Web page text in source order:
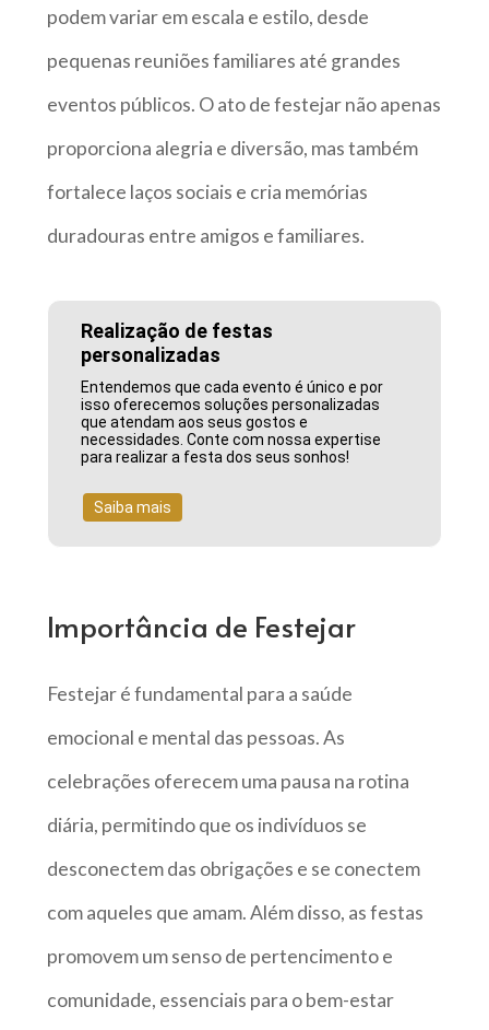
podem variar em escala e estilo, desde
pequenas reuniões familiares até grandes
eventos públicos. O ato de festejar não apenas
proporciona alegria e diversão, mas também
fortalece laços sociais e cria memórias
duradouras entre amigos e familiares.
Realização de festas
personalizadas
Entendemos que cada evento é único e por
isso oferecemos soluções personalizadas
que atendam aos seus gostos e
necessidades. Conte com nossa expertise
para realizar a festa dos seus sonhos!
Saiba mais
Importância de Festejar
Festejar é fundamental para a saúde
emocional e mental das pessoas. As
celebrações oferecem uma pausa na rotina
diária, permitindo que os indivíduos se
desconectem das obrigações e se conectem
com aqueles que amam. Além disso, as festas
promovem um senso de pertencimento e
comunidade, essenciais para o bem-estar